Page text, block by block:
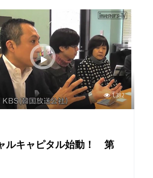
1,382
ルキャピタル始動！ 第